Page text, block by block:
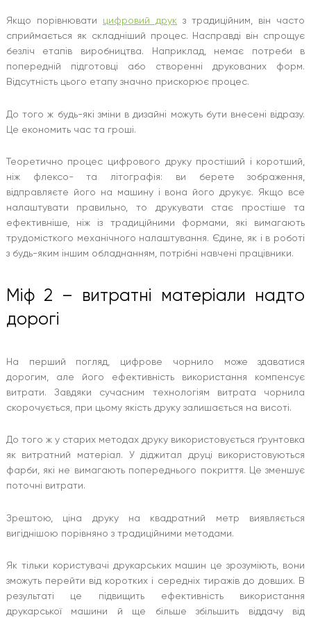
Якщо порівнювати цифровий друкз традиційним, він часто
сприймається як складніший процес. Насправді він спрощує
безліч етапів виробництва. Наприклад, немає потреби в
попередній підготовці або створенні друкованих форм.
Відсутність цього етапу значно прискорює процес.
До того ж будь-які зміни в дизайні можуть бути внесені відразу.
Це економить час та гроші.
Теоретично процес цифрового друку простіший і коротший,
ніж флексо- та літографія: ви берете зображення,
відправляєте його на машину і вона його друкує. Якщо все
налаштувати правильно, то друкувати стає простіше та
ефективніше, ніж із традиційними формами, які вимагають
трудомісткого механічного налаштування. Єдине, як і в роботі
з будь-яким іншим обладнанням, потрібні навчені працівники.
Міф 2 – витратні матеріали надто
дорогі
На перший погляд, цифрове чорнило може здаватися
дорогим, але його ефективність використання компенсує
витрати. Завдяки сучасним технологіям витрата чорнила
скорочується, при цьому якість друку залишається на висоті.
До того ж у старих методах друку використовується ґрунтовка
як витратний матеріал. У діджитал друці використовуються
фарби, які не вимагають попереднього покриття. Це зменшує
поточні витрати.
Зрештою, ціна друку на квадратний метр виявляється
вигіднішою порівняно з традиційними методами.
Як тільки користувачі друкарських машин це зрозуміють, вони
зможуть перейти від коротких і середніх тиражів до довших. В
результаті це підвищить ефективність використання
друкарської машини й ще більше збільшить віддачу від